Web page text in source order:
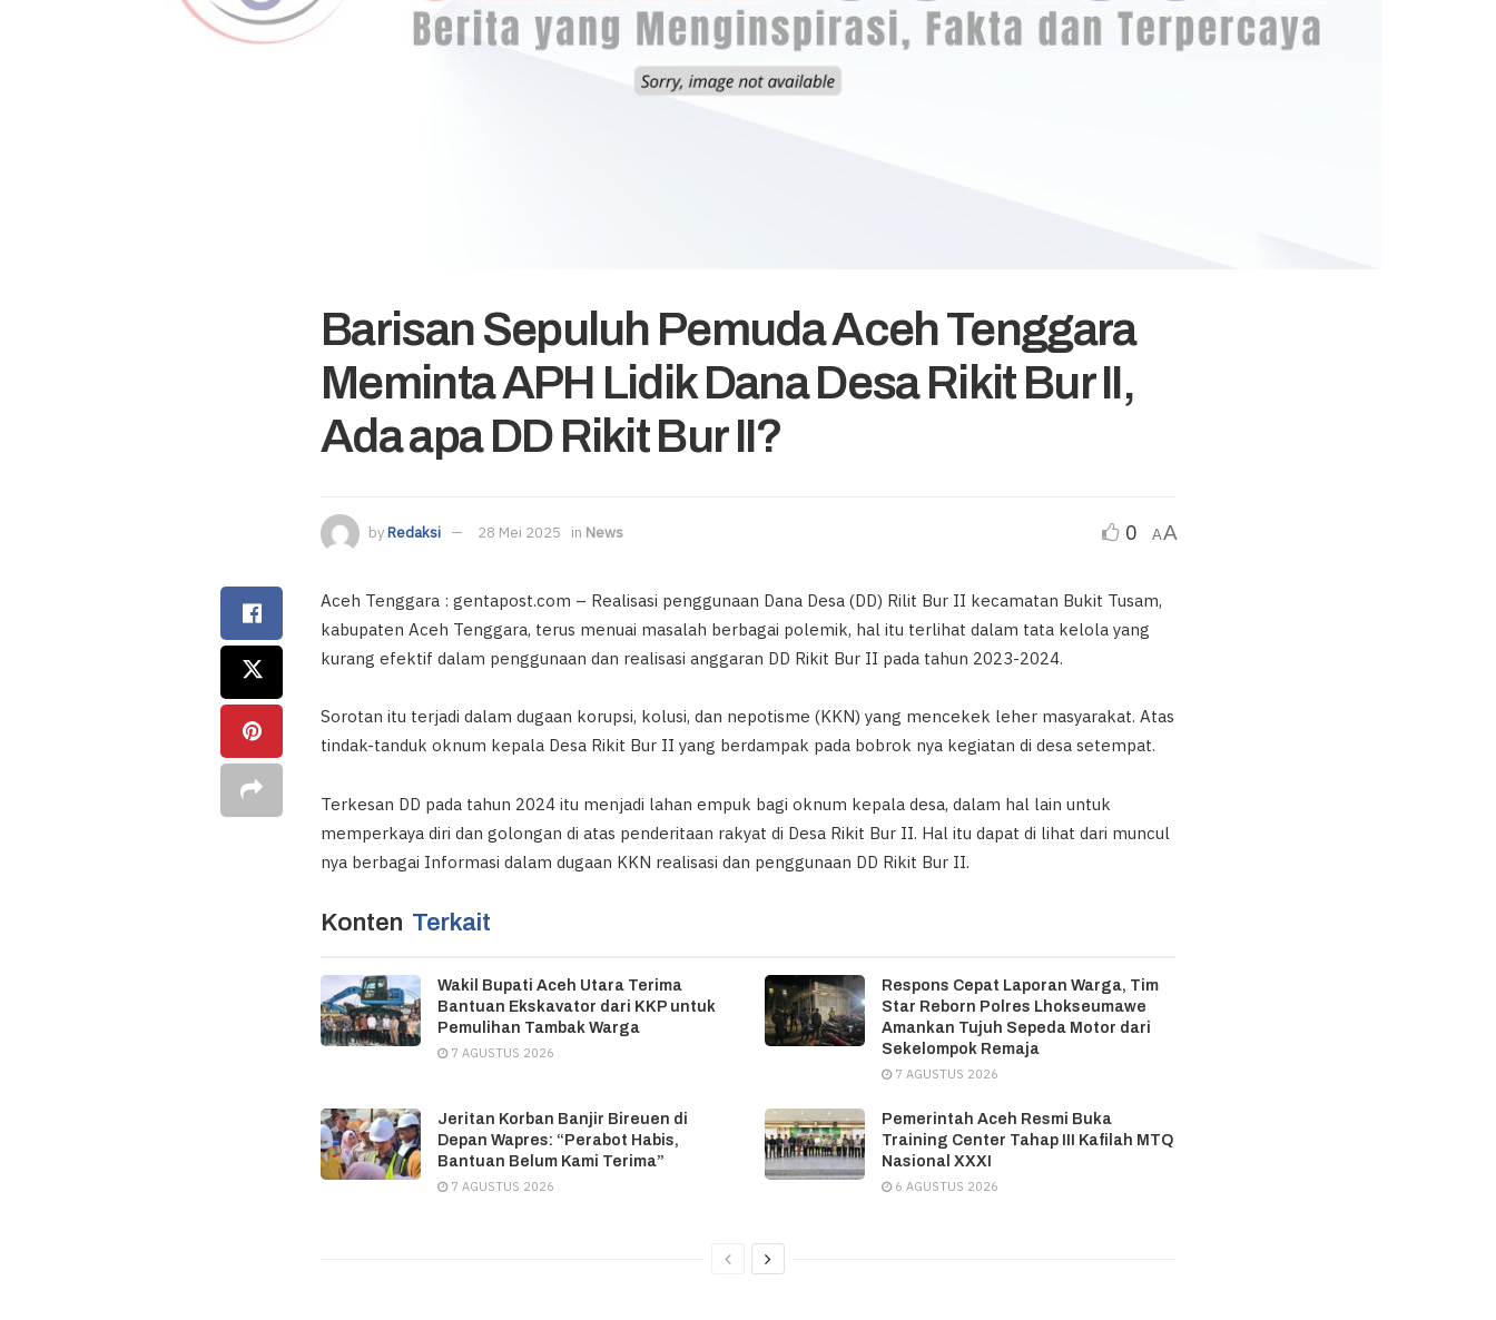
Barisan Sepuluh Pemuda Aceh Tenggara
Meminta APH Lidik Dana Desa Rikit Bur II,
Ada apa DD Rikit Bur II?
byRedaksi 28 Mei 2025 in News 0 AA
Aceh Tenggara : gentapost.com – Realisasi penggunaan Dana Desa (DD) Rilit Bur II kecamatan Bukit Tusam,
kabupaten Aceh Tenggara, terus menuai masalah berbagai polemik, hal itu terlihat dalam tata kelola yang
kurang efektif dalam penggunaan dan realisasi anggaran DD Rikit Bur II pada tahun 2023-2024.
Sorotan itu terjadi dalam dugaan korupsi, kolusi, dan nepotisme (KKN) yang mencekek leher masyarakat. Atas
tindak-tanduk oknum kepala Desa Rikit Bur II yang berdampak pada bobrok nya kegiatan di desa setempat.
Terkesan DD pada tahun 2024 itu menjadi lahan empuk bagi oknum kepala desa, dalam hal lain untuk
memperkaya diri dan golongan di atas penderitaan rakyat di Desa Rikit Bur II. Hal itu dapat di lihat dari muncul
nya berbagai Informasi dalam dugaan KKN realisasi dan penggunaan DD Rikit Bur II.
Konten Terkait
Wakil Bupati Aceh Utara Terima
Bantuan Ekskavator dari KKP untuk
Pemulihan Tambak Warga
7 AGUSTUS 2026
Respons Cepat Laporan Warga, Tim
Star Reborn Polres Lhokseumawe
Amankan Tujuh Sepeda Motor dari
Sekelompok Remaja
7 AGUSTUS 2026
Jeritan Korban Banjir Bireuen di
Depan Wapres: “Perabot Habis,
Bantuan Belum Kami Terima”
7 AGUSTUS 2026
Pemerintah Aceh Resmi Buka
Training Center Tahap III Kafilah MTQ
Nasional XXXI
6 AGUSTUS 2026